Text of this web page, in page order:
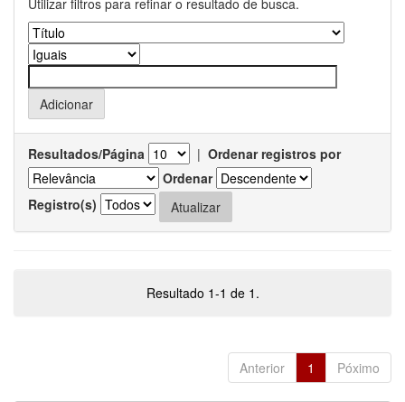
Resultados/Página | Ordenar registros por
Ordenar
Registro(s)
Resultado 1-1 de 1.
Anterior 1 Póximo